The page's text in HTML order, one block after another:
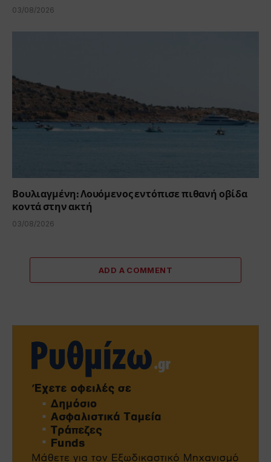
03/08/2026
Βουλιαγμένη: Λουόμενος εντόπισε πιθανή οβίδα
κοντά στην ακτή
03/08/2026
ADD A COMMENT